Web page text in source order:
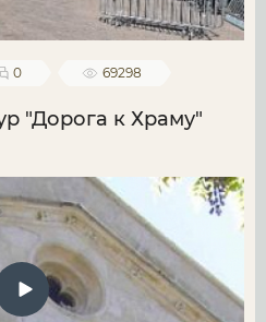
0 69298
"Дорога к Храму"